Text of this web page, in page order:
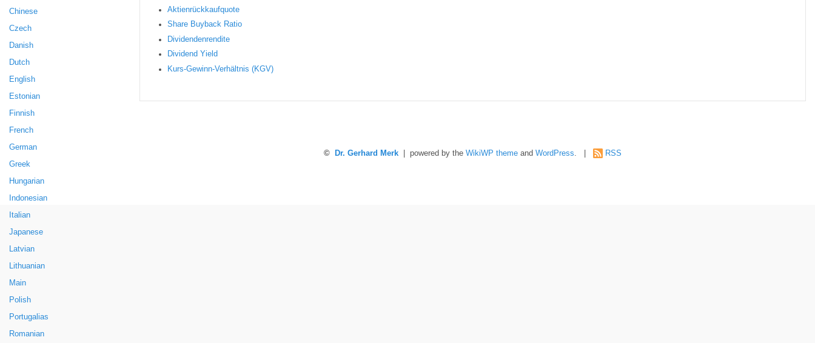
Chinese
Czech
Danish
Dutch
English
Estonian
Finnish
French
German
Greek
Hungarian
Indonesian
Italian
Japanese
Latvian
Lithuanian
Main
Polish
Portugalias
Romanian
Aktienrückkaufquote
Sha re Buyback Ratio
Dividendenrendite
Dividend Yield
Kurs-Gewinn-Verhältnis (KGV)
© Dr. Gerhard Merk | powered by the WikiWP theme and WordPress RSS